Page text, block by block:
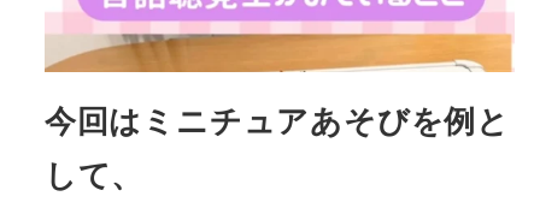
今回はミニチュアあそびを例と
して、